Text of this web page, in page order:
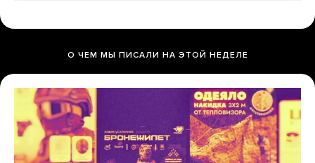
О ЧЕМ МЫ ПИСАЛИ НА ЭТОЙ НЕДЕЛЕ